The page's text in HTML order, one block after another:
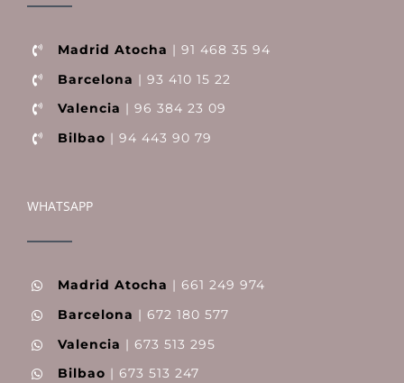
Madrid Atocha | 91 468 35 94
Barcelona | 93 410 15 22
Valencia | 96 384 23 09
Bilbao | 94 443 90 79
WHATSAPP
Madrid Atocha | 661 249 974
Barcelona | 672 180 577
Valencia | 673 513 295
Bilbao | 673 513 247